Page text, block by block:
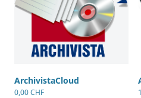
ArchivistaCloud
0,00CHF